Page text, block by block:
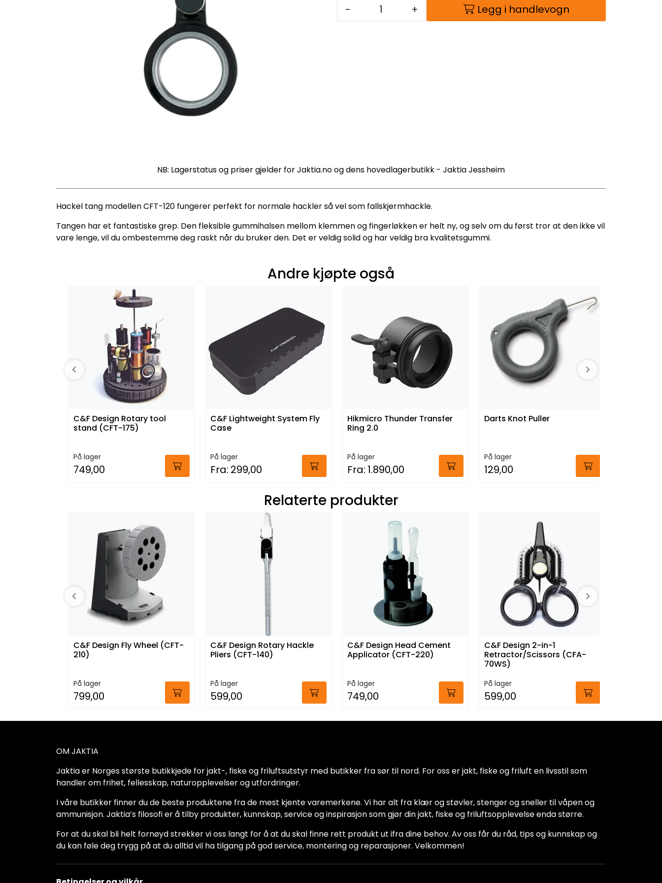
- + Legg i handlevogn
NB: Lagerstatus og priser gjelder for Jaktia.no og dens hovedlagerbutikk - Jaktia Jessheim
Hackel tang modellen CFT-120 fungerer perfekt for normale hackler så vel som fallskjermhackle.
Tangen har et fantastiske grep. Den fleksible gummihalsen mellom klemmen og fingerløkken er helt ny, og selv om du først tror at den ikke vil
vare lenge, vil du ombestemme deg raskt når du bruker den. Det er veldig solid og har veldig bra kvalitetsgummi.
Andre kjøpte også
C&F Design Rotary tool
stand (CFT-175)
På lager
749,00
C&F Lightweight System Fly
Case
På lager
Fra: 299,00
Hikmicro Thunder Transfer
Ring 2.0
På lager
Fra: 1.890,00
Darts Knot Puller
På lager
129,00
Relaterte produkter
C&F Design Fly Wheel (CFT-
210)
På lager
799,00
C&F Design Rotary Hackle
Pliers (CFT-140)
På lager
599,00
C&F Design Head Cement
Applicator (CFT-220)
På lager
749,00
C&F Design 2-in-1
Retractor/Scissors (CFA-
70WS)
På lager
599,00
OM JAKTIA
Jaktia er Norges største butikkjede for jakt-, fiske og friluftsutstyr med butikker fra sør til nord. For oss er jakt, fiske og friluft en livsstil som
handler om frihet, fellesskap, naturopplevelser og utfordringer.
I våre butikker finner du de beste produktene fra de mest kjente varemerkene. Vi har alt fra klær og støvler, stenger og sneller til våpen og
ammunisjon. Jaktia’s filosofi er å tilby produkter, kunnskap, service og inspirasjon som gjør din jakt, fiske og friluftsopplevelse enda større.
For at du skal bli helt fornøyd strekker vi oss langt for å at du skal finne rett produkt ut ifra dine behov. Av oss får du råd, tips og kunnskap og
du kan føle deg trygg på at du alltid vil ha tilgang på god service, montering og reparasjoner. Velkommen!